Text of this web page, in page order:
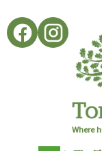
to
content
Where